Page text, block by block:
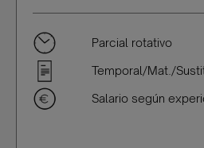
Parcial rotativo
Temporal/Mat./
Salario según